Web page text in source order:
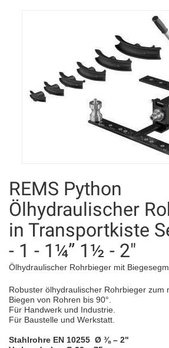
REMS Python
Ölhydraulischer
in Transportkiste
- 1 - 1¼” 1½ - 2"
Ölhydraulischer Rohrbieger mit
Robuster ölhydraulischer Rohrbieger zum
Biegen von Rohren bis 90°.
Für Handwerk und Industrie.
Für Baustelle und Werkstatt.
Stahlrohre EN 10255 Ø ⅜ – 2"